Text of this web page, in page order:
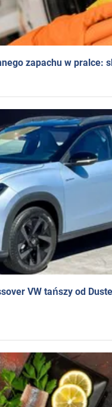
zapachu w pralce:
VW tańszy od